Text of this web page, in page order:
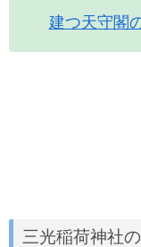
建つ天守閣
三光稲荷神社